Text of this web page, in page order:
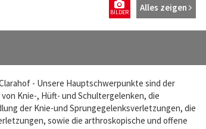
Alles zeigen
BILDER
- Unsere Hauptschwerpunkte sind der
Knie-, Hüft- und Schultergelenken, die
der Knie-und Sprungegelenksverletzungen, die
sowie die arthroskopische und offene